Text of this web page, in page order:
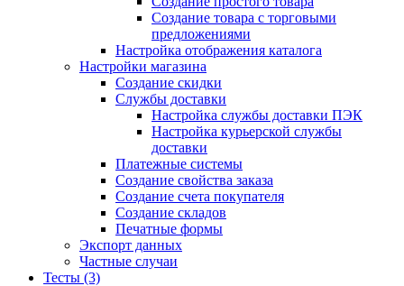
Создание товара с торговыми
предложениями
Настройка отображения каталога
Настройки магазина
Создание скидки
Службы доставки
Настройка службы доставки ПЭК
Настройка курьерской службы
доставки
Платежные системы
Создание свойства заказа
Создание счета покупателя
Создание складов
Печатные формы
Экспорт данных
Частные случаи
Тесты (3)